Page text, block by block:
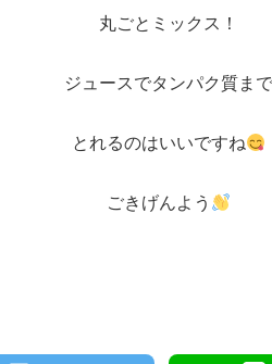
丸ごとミックス！
ジュースでタンパク質まで
とれるのはいいですね
ごきげんよう